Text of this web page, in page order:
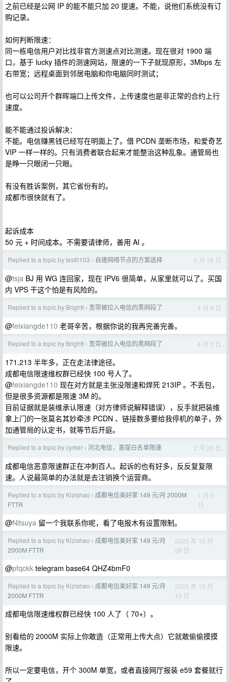
之前已经是公网 IP 的能不能只加 20 提速。不能，说他们系统没有订
购记录。
如何判断限速：
同一栋电信用户对比找非官方测速点对比测速。现在很对 1900 端
口，基于 lucky 插件的测速网站，限速的一下子就现原形，3Mbps 左
右带宽；远程桌面到邻居电脑和你电脑同时测试；
也可以公司开个群晖端口上传文件，上传速度也是非正常的合约上行
速度。
能不能通过投诉解决：
不能。电信赚黑钱已经写在明面上了。借 PCDN 垄断市场，和爱奇艺
VIP 一样一样的。只有消费者联合起来才能整治这种乱象。通管局也
是睁一只眼闭一只眼。
有没有胜诉案例，其它省份有的。
成都市很快就有了。
起诉成本
50 元 + 时间成本。不需要请律师，善用 AI 。
Replied to a topic by test0103 › 自建网络节点的方案选择 6 月 16 日
@tsja BJ 用 WG 连回家，现在 IPV6 很简单，从家里就可以了。买国
内 VPS 干这个怕是有风险的。
Replied to a topic by Brightt › 宽带被拉入电信的黑网段了 4 月 8 日
@feixiangde110 老哥辛苦，根据你说的我再完善完善。
Replied to a topic by Brightt › 宽带被拉入电信的黑网段了 4 月 5 日
171.213 半年多，正在走法律途径。
成都电信限速维权群已经快 100 号人了。
@feixiangde110 现在对方就是主张没限速和焊死 213IP 。不丢包，
但是很多资源都是限速 3M 的。
目前证据就是装维承认限速（对方律师说解释错误），反手就把装维
拿上门的一张莫名其妙牵涉 PCDN 、链接数多要给我停机的单子，外
加通管局的认定书，就等节后开庭。
Replied to a topic by cyrker › 河北电信，喜提白名单限速 2 月 25 日
成都电信恶意限速群正在冲刺百人。起诉的也有好多，反反复复限
速。人说最简单的办法就是去注销换个运营商。
Replied to a topic by Kizishao › 成都电信美好家 149 元/月 2000M
FTTR
1 月 5
日
@Nitsuya 留一个我联系你呢，看了电报木有设置限制。
Replied to a topic by Kizishao › 成都电信美好家 149 元/月
2000M FTTR
2025 年 12 月
28 日
@pfqckk telegram base64 QHZ4bmF0
Replied to a topic by Kizishao › 成都电信美好家 149 元/月
2000M FTTR
2025 年 12 月
15 日
成都电信限速维权群已经快 100 人了（ 70+）。
别看给的 2000M 实际上你敢造（正常用上传大点）它就敢偷偷摸摸
限速。
所以一定要电信，开个 300M 单宽，或者直接网厅报装 e59 套餐就行